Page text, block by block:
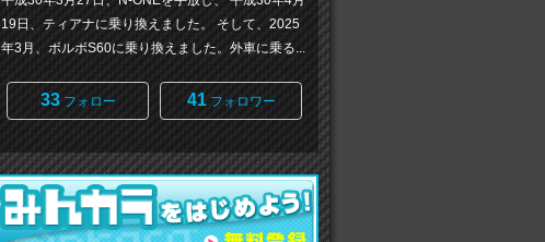
19日、ティアナに乗り換えました。 そして、2025
年3月、ボルボS60に乗り換えました。外車に乗る...
33フォロー 41フォロワー